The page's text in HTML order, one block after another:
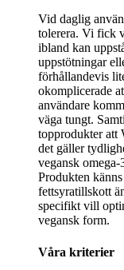
Vid daglig
tolerera. Vi fick
ibland kan
uppstötningar
förhållandevis
okomplicerade
användare
väga tungt.
topprodukter att
det gäller
vegansk
Produkten
fettsyratillskott
specifikt vill
vegansk form.
Våra kriterier